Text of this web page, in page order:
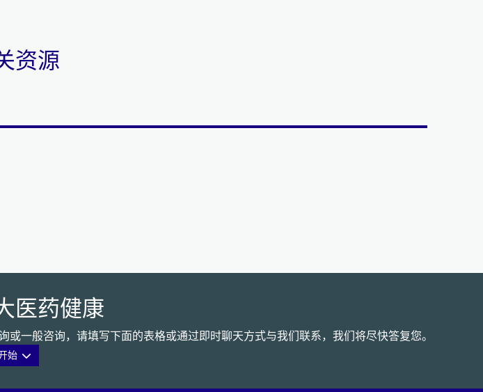
资源
医药健康
一般咨询，请填写下面的表格或通过即时聊天方式与我们联系，我们将尽快答复您。
始